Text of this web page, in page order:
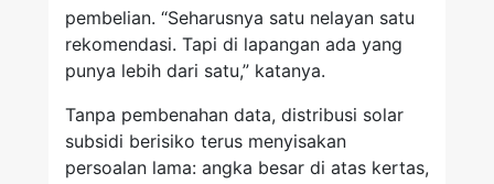
pembelian. “Seharusnya satu nelayan satu
rekomendasi. Tapi di lapangan ada yang
punya lebih dari satu,” katanya.
Tanpa pembenahan data, distribusi solar
subsidi berisiko terus menyisakan
persoalan lama: angka besar di atas kertas,